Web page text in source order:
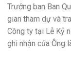
Trưởng ban Ban
gian tham dự và
Công ty tại Lễ Kỷ
ghi nhận của Ông